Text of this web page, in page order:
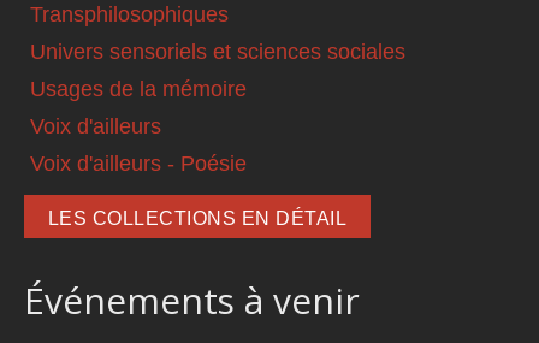
Transphilosophiques
Univers sensoriels et sciences sociales
Usages de la mémoire
Voix d'ailleurs
Voix d'ailleurs - Poésie
LES COLLECTIONS EN DÉTAIL
Événements à venir